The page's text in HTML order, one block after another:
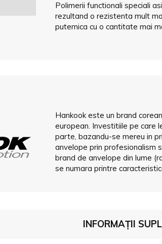
Polimerii functionali speciali
rezultand o rezistenta mult
puternica cu o cantitate mai
Hankook este un brand
european. Investitiile pe care
parte, bazandu-se mereu in
anvelope prin profesionalism
brand de anvelope din lume
se numara printre
INFORMAȚII